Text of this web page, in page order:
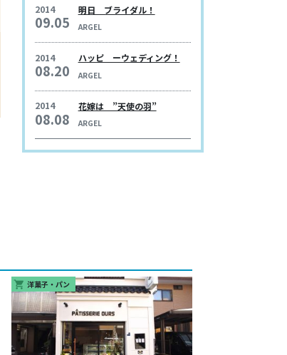
2014
09.05
明日 ブライダル！
ARGEL
2014
08.20
ハッピ ーウェディング！
ARGEL
2014
08.08
花嫁は ”天使の羽”
ARGEL
shopping_cart 洋菓子・パン